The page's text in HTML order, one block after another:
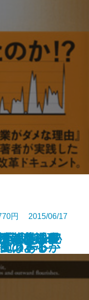
裁判」秘
近藤誠理
報道の裏
の本心
段”？―住
リート
になるま
円 2015/06/17
ント！―
はあるか
―料理研